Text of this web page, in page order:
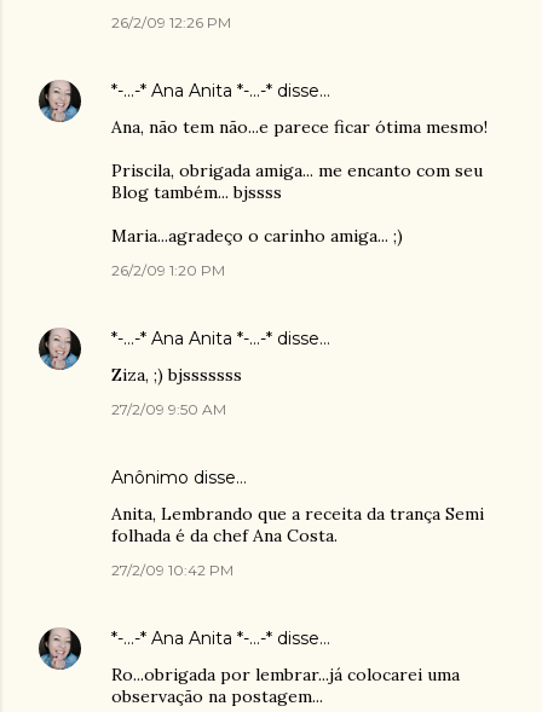
26/2/09 12:26 PM
*-...-* Ana Anita *-...-* disse…
Ana, não tem não...e parece ficar ótima mesmo!
Priscila, obrigada amiga... me encanto com seu
Blog também... bjssss
Maria...agradeço o carinho amiga... ;)
26/2/09 1:20 PM
*-...-* Ana Anita *-...-* disse…
Ziza, ;) bjsssssss
27/2/09 9:50 AM
Anônimo disse…
Anita, Lembrando que a receita da trança Semi
folhada é da chef Ana Costa.
27/2/09 10:42 PM
*-...-* Ana Anita *-...-* disse…
Ro...obrigada por lembrar...já colocarei uma
observação na postagem...